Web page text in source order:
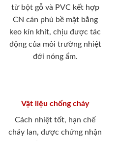
từ bột gỗ và PVC kết hợp
CN cán phủ bề mặt bằng
keo kín khít, chịu được tác
động của môi trường nhiệt
đới nóng ẩm.
Vật liệu chống cháy
Cách nhiệt tốt, hạn chế
cháy lan, được chứng nhận